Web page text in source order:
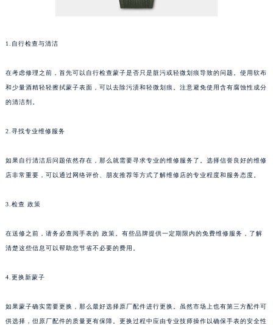
1.自行检查与清洁
在考虑修理之前，首先可以自行检查蒙子是否只是脏污或轻微划痕导致的问题。使用软布
和少量酒精轻轻擦拭蒙子表面，可以去除污渍和轻微划痕。注意避免使用含有腐蚀性成分
的清洁剂。
2.寻找专业维修服务
如果自行清洁后问题依然存在，那么就需要寻求专业的维修服务了。选择信誉良好的维修
店非常重要，可以通过网络评价、朋友推荐等方式了解维修店的专业程度和服务态度。
3.检查 政策
在送修之前，请务必查阅手表的 政策。有些品牌提供一定期限内的免费维修服务，了解
清楚这些信息可以帮助您节省不必要的费用。
4.更换新蒙子
如果蒙子确实需要更换，那么最好选择原厂配件进行更换。虽然市场上也有第三方配件可
供选择，但原厂配件的质量更有保障。更换过程中应由专业技师操作以确保手表的安全性